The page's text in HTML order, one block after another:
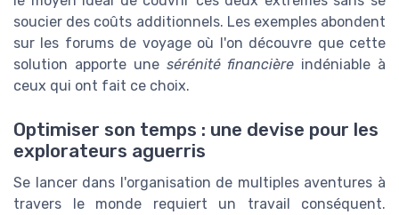
soucier des coûts additionnels. Les exemples abondent
sur les forums de voyage où l'on découvre que cette
solution apporte une sérénité financière indéniable à
ceux qui ont fait ce choix.
Optimiser son temps : une devise pour les
explorateurs aguerris
Se lancer dans l'organisation de multiples aventures à
travers le monde requiert un travail conséquent.